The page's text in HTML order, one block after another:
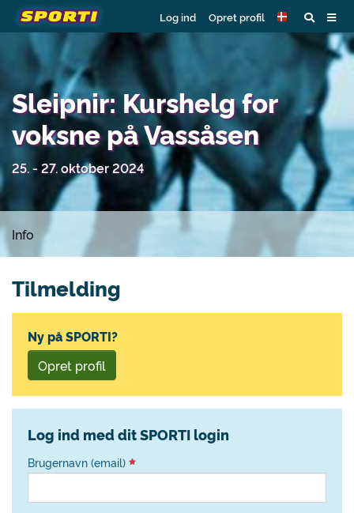
Log ind Opret profil
Sleipnir: Kurshelg for
voksne på Vassåsen
25. - 27. oktober 2024
Info
Tilmelding
Ny på SPORTI?
Opret profil
Log ind med dit SPORTI login
Brugernavn (email)